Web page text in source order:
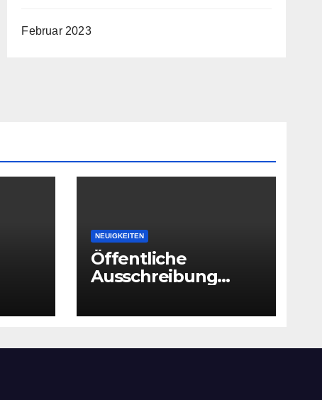
Februar 2023
NEUIGKEITEN
Öffentliche
Ausschreibung
praxisbezogenen
Bereich Logistik